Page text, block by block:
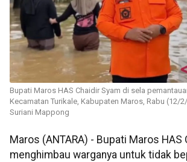
Bupati Maros HAS Chaidir Syam di sela
Kecamatan Turikale, Kabupaten Maros, Rabu (12/
Suriani Mappong
Maros (ANTARA) - Bupati Maros HAS
menghimbau warganya untuk tidak